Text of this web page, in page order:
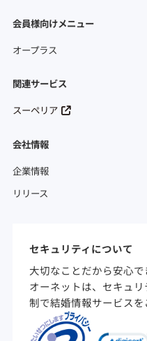
会員様向けメニュー
オープラス
関連サービス
スーペリア
会社情報
企業情報
リリース
セキュリティについて
大切なことだから安心で
オーネットは、セキュ
制で結婚情報サービスを